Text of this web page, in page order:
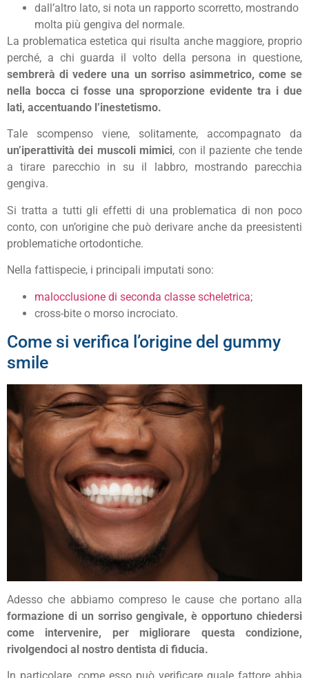
dall’altro lato, si nota un rapporto scorretto, mostrando
molta più gengiva del normale.
La problematica estetica qui risulta anche maggiore, proprio
perché, a chi guarda il volto della persona in questione,
sembrerà di vedere una un sorriso asimmetrico, come se
nella bocca ci fosse una sproporzione evidente tra i due
lati, accentuando l’inestetismo.
Tale scompenso viene, solitamente, accompagnato da
un’iperattività dei muscoli mimici, con il paziente che tende
a tirare parecchio in su il labbro, mostrando parecchia
gengiva.
Si tratta a tutti gli effetti di una problematica di non poco
conto, con un’origine che può derivare anche da preesistenti
problematiche ortodontiche.
Nella fattispecie, i principali imputati sono:
malocclusione di seconda classe scheletrica;
cross-bite o morso incrociato.
Come si verifica l’origine del gummy
smile
Adesso che abbiamo compreso le cause che portano alla
formazione di un sorriso gengivale, è opportuno chiedersi
come intervenire, per migliorare questa condizione,
rivolgendoci al nostro dentista di fiducia.